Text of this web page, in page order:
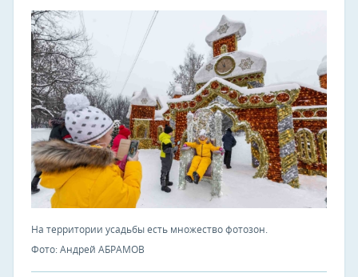
На территории усадьбы есть множество фотозон.
Фото: Андрей АБРАМОВ